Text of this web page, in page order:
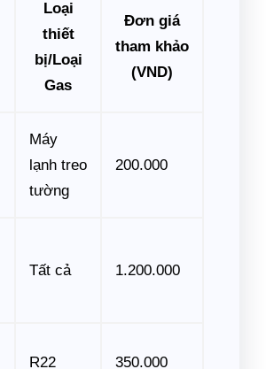
Loại
thiết
bị/Loại
Gas
Đơn giá
tham khảo
(VND)
Máy
lạnh treo
tường
200.000
Tất cả 1.200.000
R22 350.000